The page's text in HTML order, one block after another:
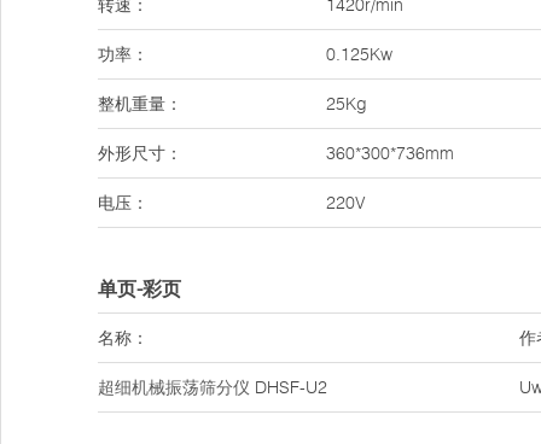
转速： 1420r/min
功率： 0.125Kw
整机重量： 25Kg
外形尺寸： 360*300*736mm
电压： 220V
单页-彩页
名称： 作
超细机械振荡筛分仪 DHSF-U2